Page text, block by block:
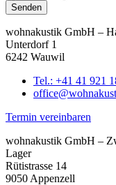
Senden
wohnakustik GmbH –
Unterdorf 1
6242 Wauwil
Tel.: +41 41 921
Termin vereinbaren
wohnakustik GmbH –
Lager
Rütistrasse 14
9050 Appenzell